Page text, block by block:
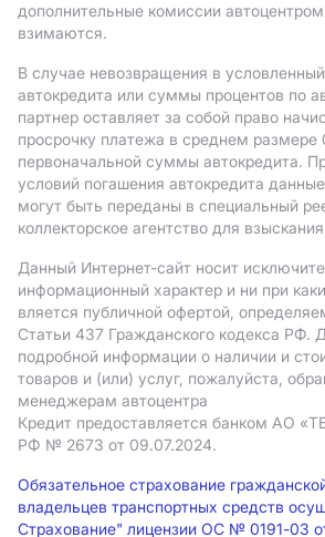
дополнительные комиссии
взимаются.
В случае невозвращения в
автокредита или суммы процентов по
партнер оставляет за собой право
просрочку платежа в среднем размере
первоначальной суммы автокредита.
условий погашения автокредита
могут быть переданы в специальный
коллекторское агентство для
Данный Интернет-сайт носит
информационный характер и ни при
вляется публичной офертой,
Статьи 437 Гражданского кодекса РФ.
подробной информации о наличии и
товаров и (или) услуг, пожалуйста,
менеджерам автоцентра
Кредит предоставляется банком АO
РФ № 2673 от 09.07.2024.
Обязательное страхование
владельцев транспортных средств
Страхование" лицензии ОС № 0191-03